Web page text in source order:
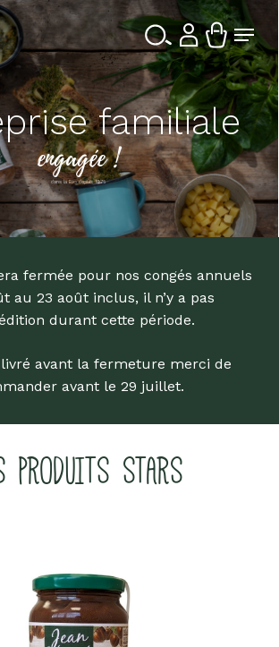
Menu
familiale
engagée !
dans la Bio depuis 1976
fermée pour nos congés annuels
au 23 août inclus, il n’y a pas
durant cette période.
livré avant la fermeture merci de
avant le 29 juillet.
PRODUITS STARS
le
menu